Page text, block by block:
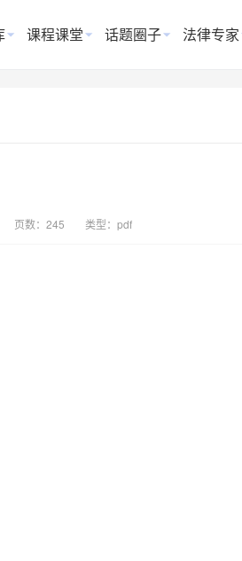
课程课堂 话题圈子 法律专家
页数：245 类型：pdf